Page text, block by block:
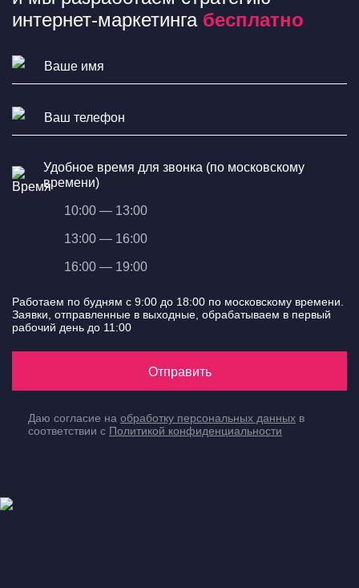
интернет-маркетинга бесплатно
Удобное время для звонка (по московскому
времени)
10:00 — 13:00
13:00 — 16:00
16:00 — 19:00
Работаем по будням с 9:00 до 18:00 по московскому времени.
Заявки, отправленные в выходные, обрабатываем в первый
рабочий день до 11:00
Отправить
Даю согласие на обработку персональных данных в
соответствии с Политикой конфиденциальности